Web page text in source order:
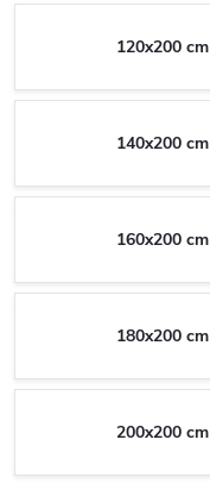
120x200 cm
140x200 cm
160x200 cm
180x200 cm
200x200 cm